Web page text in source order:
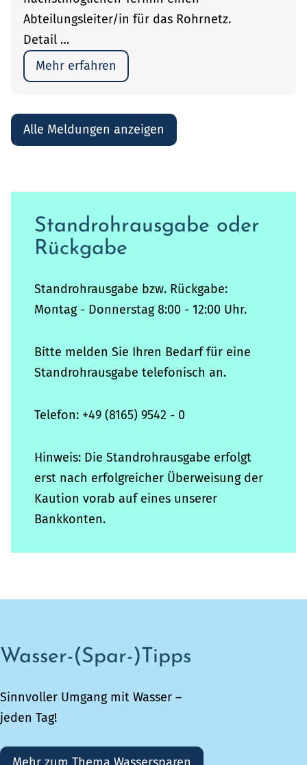
Abteilungsleiter/in für das Rohrnetz.
Detail …
Mehr erfahren
Alle Meldungen anzeigen
Standrohrausgabe oder
Rückgabe
Standrohrausgabe bzw. Rückgabe:
Montag - Donnerstag 8:00 - 12:00 Uhr.
Bitte melden Sie Ihren Bedarf für eine
Standrohrausgabe telefonisch an.
Telefon: +49 (8165) 9542 - 0
Hinweis: Die Standrohrausgabe erfolgt
erst nach erfolgreicher Überweisung der
Kaution vorab auf eines unserer
Bankkonten.
Wasser-(Spar-)Tipps
Sinnvoller Umgang mit Wasser –
jeden Tag!